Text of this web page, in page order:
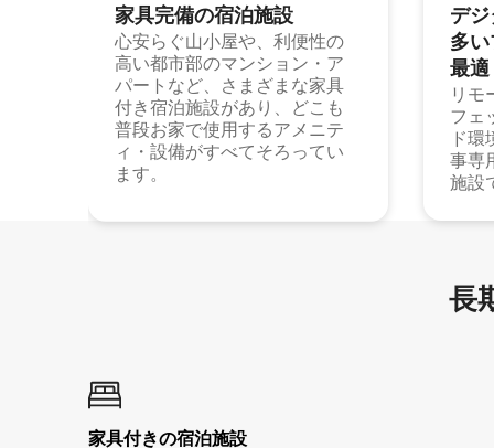
家具完備の宿⁠泊⁠施⁠設
心安らぐ山小屋や、利便性の
高い都市部のマンション・ア
パートなど、さまざまな家具
付き宿泊施設があり、どこも
普段お家で使用するアメニテ
ィ・設備がすべてそろってい
ます。
デ
多⁠
最⁠適
リモ
フェ
ド
事専
施設
長
家具付き⁠の宿⁠泊⁠施⁠設